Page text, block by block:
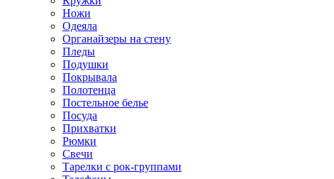
Ножи
Одеяла
Органайзеры на стену
Пледы
Подушки
Покрывала
Полотенца
Постельное белье
Посуда
Прихватки
Рюмки
Свечи
Тарелки с рок-группами